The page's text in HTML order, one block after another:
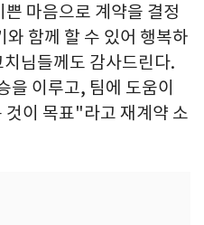
마음으로 계약을 결정
함께 할 수 있어 행복하
님들께도 감사드린다.
을 이루고, 팀에 도움이
것이 목표"라고 재계약 소